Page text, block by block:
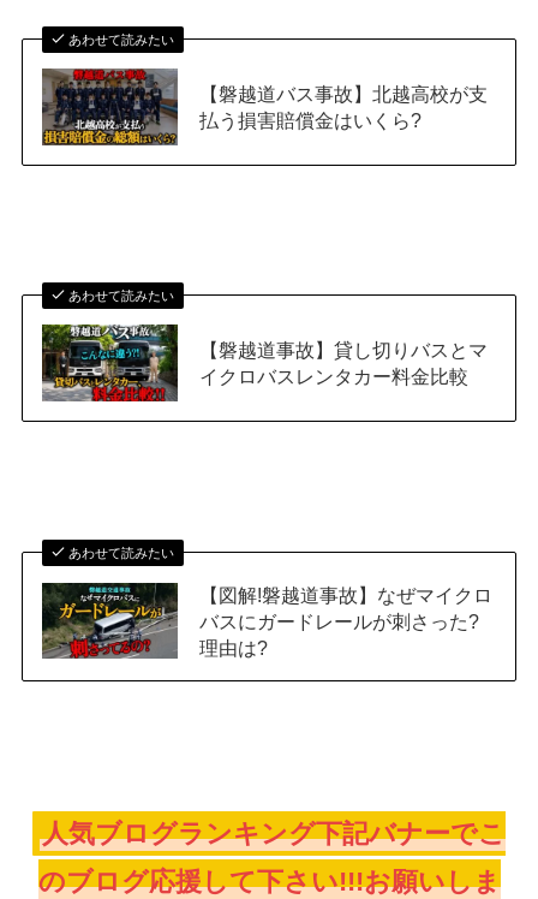
あわせて読みたい
【磐越道バス事故】北越高校が支
払う損害賠償金はいくら?
あわせて読みたい
【磐越道事故】貸し切りバスとマ
イクロバスレンタカー料金比較
あわせて読みたい
【図解!磐越道事故】なぜマイクロ
バスにガードレールが刺さった?
理由は?
人気ブログランキング下記バナーでこ
のブログ応援して下さい!!!お願いしま